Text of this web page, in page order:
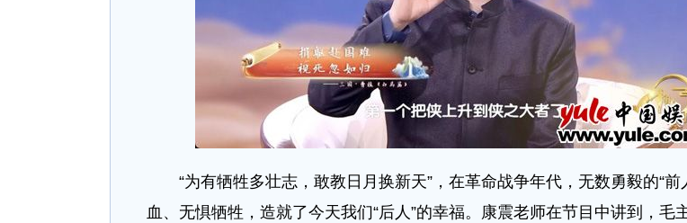
“为有牺牲多壮志，敢教日月换新天”，在革命战争年代，无数勇毅的“前
血、无惧牺牲，造就了今天我们“后人”的幸福。康震老师在节目中讲到，毛